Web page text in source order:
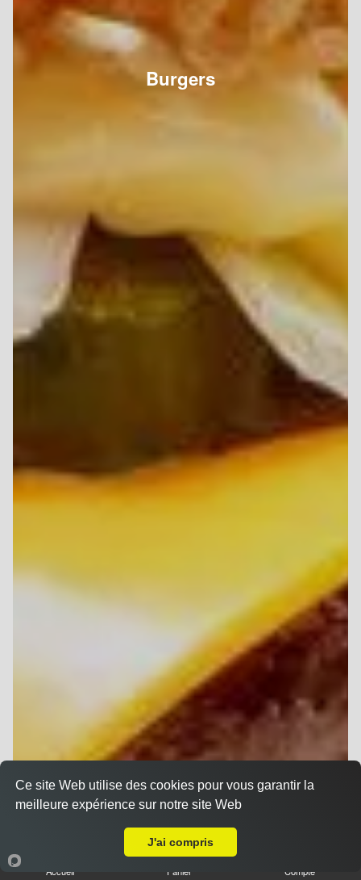
Burgers
Accueil Panier Compte
Ce site Web utilise des cookies pour vous garantir la
meilleure expérience sur notre site Web
J'ai compris